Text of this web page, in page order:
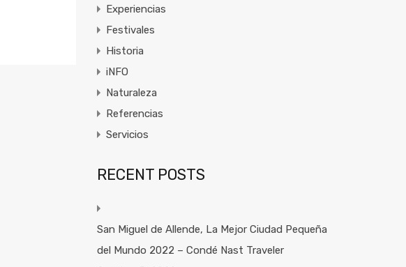
Experiencias
Festivales
Historia
iNFO
Naturaleza
Referencias
Servicios
RECENT POSTS
San Miguel de Allende, La Mejor Ciudad Pequeña
del Mundo 2022 – Condé Nast Traveler